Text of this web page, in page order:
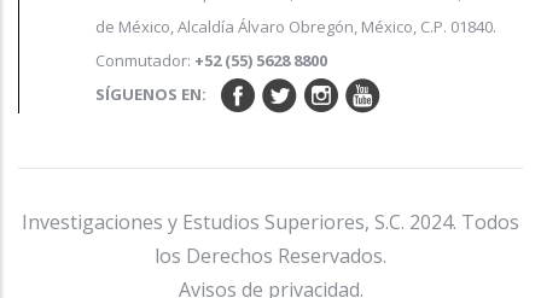
de México, Alcaldía Álvaro Obregón, México, C.P. 01840.
Conmutador: +52 (55) 5628 8800
SÍGUENOS EN:
Investigaciones y Estudios Superiores, S.C. 2024. Todos
los Derechos Reservados.
Avisos de privacidad.